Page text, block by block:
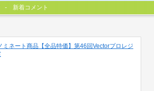
新着コメント